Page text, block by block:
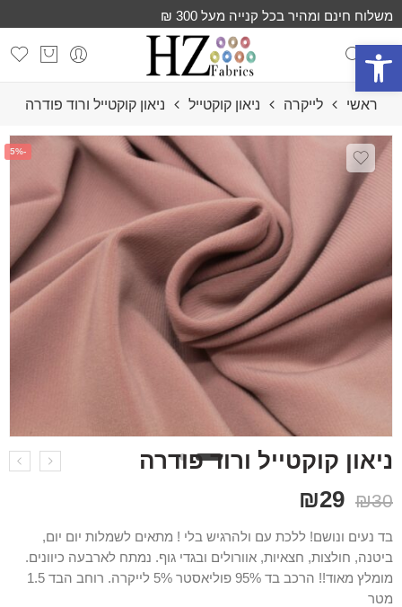
פתח סרגל נגישות
משלוח חינם ומהיר בכל קנייה מעל 300 ₪
ראשי לייקרה ניאון קוקטייל ניאון קוקטייל ורוד פודרה
-5%
ניאון קוקטייל ורוד פודרה
₪30
₪29
בד נעים ונושם! ללכת עם ולהרגיש בלי ! מתאים לשמלות יום יום,
ביטנה, חולצות, חצאיות, אוורולים ובגדי גוף. נמתח לארבעה כיוונים.
מומלץ מאוד!! הרכב בד 95% פוליאסטר 5% לייקרה. רוחב הבד 1.5
מטר